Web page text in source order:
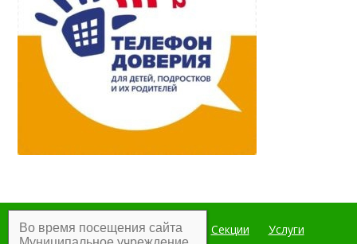
Главная Мероприятия Секции
Услуги
Во время посещения сайта